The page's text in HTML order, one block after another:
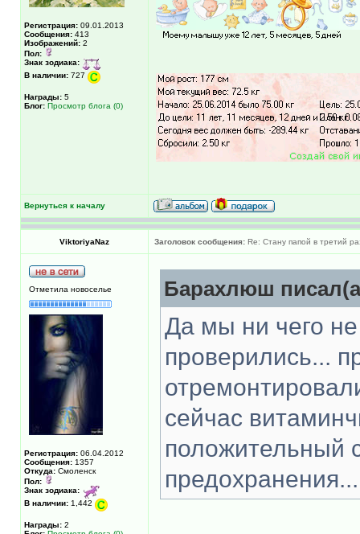
Регистрация: 09.01.2013
Сообщения: 413
Изображений: 2
Пол:
Знак зодиака:
В наличии: 727
Награды: 5
Блог: Просмотр блога (0)
Вернуться к началу
ViktoriyaNaz Заголовок сообщения: Re: Стану папой в третий
Отметила новоселье
Регистрация: 06.04.2012
Сообщения: 1357
Откуда: Смоленск
Пол:
Знак зодиака:
В наличии: 1,442
Награды: 2
Барахлюш
Да мы ни чего
проверились...
сейчас
положительный